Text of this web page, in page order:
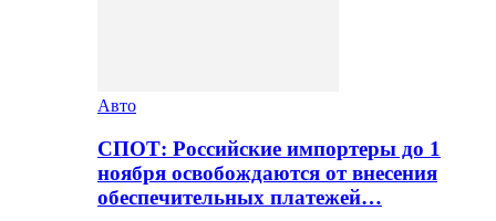
Авто
СПОТ: Российские импортеры до 1
ноября освобождаются от внесения
обеспечительных платежей…